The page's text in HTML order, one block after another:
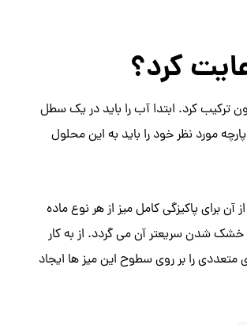
کرد؟
ترکیب کرد. ابتدا آب را باید در یک سطل
مورد نظر خود را باید به این محلول
برای پاکیزگی کامل میز از هر نوع ماده
شدن سریعتر آن می گردد. از به کار
را بر روی سطوح این میز ها ایجاد